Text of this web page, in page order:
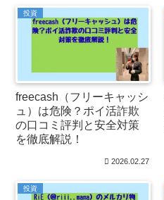
投資
freecash（フリーキャッシ
ュ）は危険？ポイ活詐欺
の口コミ評判と安全対策
を徹底解説！
2026.02.27
投資